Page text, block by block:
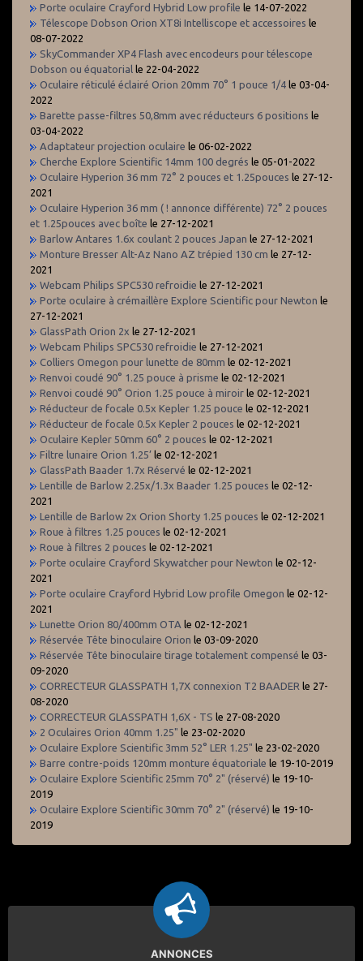
Porte oculaire Crayford Hybrid Low profile le 14-07-2022
Télescope Dobson Orion XT8i Intelliscope et accessoires le
08-07-2022
SkyCommander XP4 Flash avec encodeurs pour télescope
Dobson ou équatorial le 22-04-2022
Oculaire réticulé éclairé Orion 20mm 70° 1 pouce 1/4 le 03-04-
2022
Barette passe-filtres 50,8mm avec réducteurs 6 positions le
03-04-2022
Adaptateur projection oculaire le 06-02-2022
Cherche Explore Scientific 14mm 100 degrés le 05-01-2022
Oculaire Hyperion 36 mm 72° 2 pouces et 1.25pouces le 27-12-
2021
Oculaire Hyperion 36 mm ( ! annonce différente) 72° 2 pouces
et 1.25pouces avec boîte le 27-12-2021
Barlow Antares 1.6x coulant 2 pouces Japan le 27-12-2021
Monture Bresser Alt-Az Nano AZ trépied 130 cm le 27-12-
2021
Webcam Philips SPC530 refroidie le 27-12-2021
Porte oculaire à crémaillère Explore Scientific pour Newton le
27-12-2021
GlassPath Orion 2x le 27-12-2021
Webcam Philips SPC530 refroidie le 27-12-2021
Colliers Omegon pour lunette de 80mm le 02-12-2021
Renvoi coudé 90° 1.25 pouce à prisme le 02-12-2021
Renvoi coudé 90° Orion 1.25 pouce à miroir le 02-12-2021
Réducteur de focale 0.5x Kepler 1.25 pouce le 02-12-2021
Réducteur de focale 0.5x Kepler 2 pouces le 02-12-2021
Oculaire Kepler 50mm 60° 2 pouces le 02-12-2021
Filtre lunaire Orion 1.25’ le 02-12-2021
GlassPath Baader 1.7x Réservé le 02-12-2021
Lentille de Barlow 2.25x/1.3x Baader 1.25 pouces le 02-12-
2021
Lentille de Barlow 2x Orion Shorty 1.25 pouces le 02-12-2021
Roue à filtres 1.25 pouces le 02-12-2021
Roue à filtres 2 pouces le 02-12-2021
Porte oculaire Crayford Skywatcher pour Newton le 02-12-
2021
Porte oculaire Crayford Hybrid Low profile Omegon le 02-12-
2021
Lunette Orion 80/400mm OTA le 02-12-2021
Réservée Tête binoculaire Orion le 03-09-2020
Réservée Tête binoculaire tirage totalement compensé le 03-
09-2020
CORRECTEUR GLASSPATH 1,7X connexion T2 BAADER le 27-
08-2020
CORRECTEUR GLASSPATH 1,6X - TS le 27-08-2020
2 Oculaires Orion 40mm 1.25" le 23-02-2020
Oculaire Explore Scientific 3mm 52° LER 1.25" le 23-02-2020
Barre contre-poids 120mm monture équatoriale le 19-10-2019
Oculaire Explore Scientific 25mm 70° 2" (réservé) le 19-10-
2019
Oculaire Explore Scientific 30mm 70° 2" (réservé) le 19-10-
2019
ANNONCES